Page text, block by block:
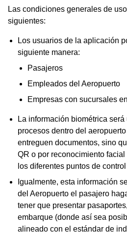
Las condiciones generales de
siguientes:
Los usuarios de la aplicación
siguiente manera:
Pasajeros
Empleados del Aeropuerto
Empresas con sucursales
La información biométrica
procesos dentro del
entreguen documentos, sino
QR o por reconocimiento
los diferentes puntos de
Igualmente, esta información
del Aeropuerto el pasajero
tener que presentar
embarque (donde así sea
alineado con el estándar de